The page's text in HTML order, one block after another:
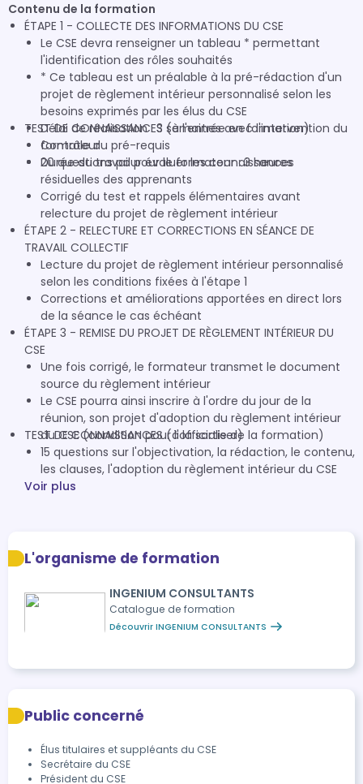
Contenu de la formation
ÉTAPE 1 - COLLECTE DES INFORMATIONS DU CSE
Le CSE devra renseigner un tableau * permettant
l'identification des rôles souhaités
* Ce tableau est un préalable à la pré-rédaction d'un
projet de règlement intérieur personnalisé selon les
besoins exprimés par les élus du CSE
Délai de réalisation : 3 semaines avec l'intervention du
formateur
Durée du travail pour le formateur : 3 heures
TEST DE CONNAISSANCES (à l'entrée en formation)
Contrôle du pré-requis
20 questions pour évaluer les connaissances
résiduelles des apprenants
Corrigé du test et rappels élémentaires avant
relecture du projet de règlement intérieur
ÉTAPE 2 - RELECTURE ET CORRECTIONS EN SÉANCE DE
TRAVAIL COLLECTIF
Lecture du projet de règlement intérieur personnalisé
selon les conditions fixées à l'étape 1
Corrections et améliorations apportées en direct lors
de la séance le cas échéant
ÉTAPE 3 - REMISE DU PROJET DE RÈGLEMENT INTÉRIEUR DU
CSE
Une fois corrigé, le formateur transmet le document
source du règlement intérieur
Le CSE pourra ainsi inscrire à l'ordre du jour de la
réunion, son projet d'adoption du règlement intérieur
du CSE (condition pour l'officialiser)
TEST DE CONNAISSANCES (à la sortie de la formation)
15 questions sur l'objectivation, la rédaction, le contenu,
les clauses, l'adoption du règlement intérieur du CSE
Voir plus
L'organisme de formation
INGENIUM CONSULTANTS
Catalogue de formation
Découvrir INGENIUM CONSULTANTS
Public concerné
Élus titulaires et suppléants du CSE
Secrétaire du CSE
Président du CSE